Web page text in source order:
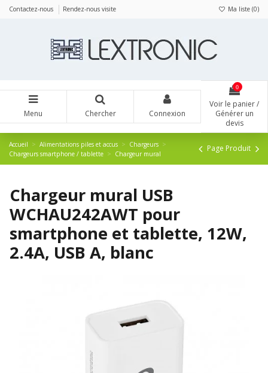
Contactez-nous Rendez-nous visite Ma liste (0)
Menu Chercher Connexion
0
Voir le panier /
Générer un
devis
Accueil Alimentations piles et accus
Chargeurs
Chargeurs smartphone / tablette
Chargeur mural
Page Produit
Chargeur mural USB
WCHAU242AWT pour
smartphone et tablette, 12W,
2.4A, USB A, blanc
Panneau de gestion des cookies